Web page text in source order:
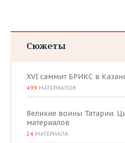
Сюжеты
XVI саммит БРИКС в
499 МАТЕРИАЛОВ
Великие воины Татарии.
материалов
24 МАТЕРИАЛА